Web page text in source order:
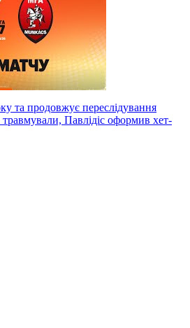
та продовжує переслідування
Павлідіс оформив хет-